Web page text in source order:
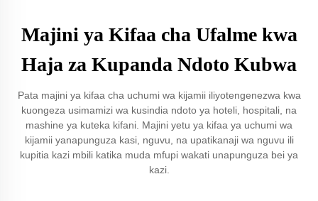
Majini ya Kifaa cha Ufalme kwa
Haja za Kupanda Ndoto Kubwa
Pata majini ya kifaa cha uchumi wa kijamii iliyotengenezwa kwa
kuongeza usimamizi wa kusindia ndoto ya hoteli, hospitali, na
mashine ya kuteka kifani. Majini yetu ya kifaa ya uchumi wa
kijamii yanapunguza kasi, nguvu, na upatikanaji wa nguvu ili
kupitia kazi mbili katika muda mfupi wakati unapunguza bei ya
kazi.